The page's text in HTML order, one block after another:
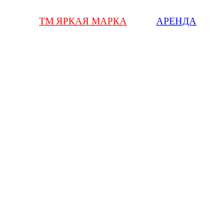
ТМ ЯРКАЯ МАРКА АРЕНДА